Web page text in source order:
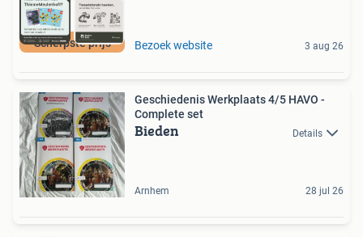
Scherpste prijs Bezoek website 3 aug 26
Geschiedenis Werkplaats 4/5 HAVO -
Complete set
Bieden Details
Arnhem 28 jul 26